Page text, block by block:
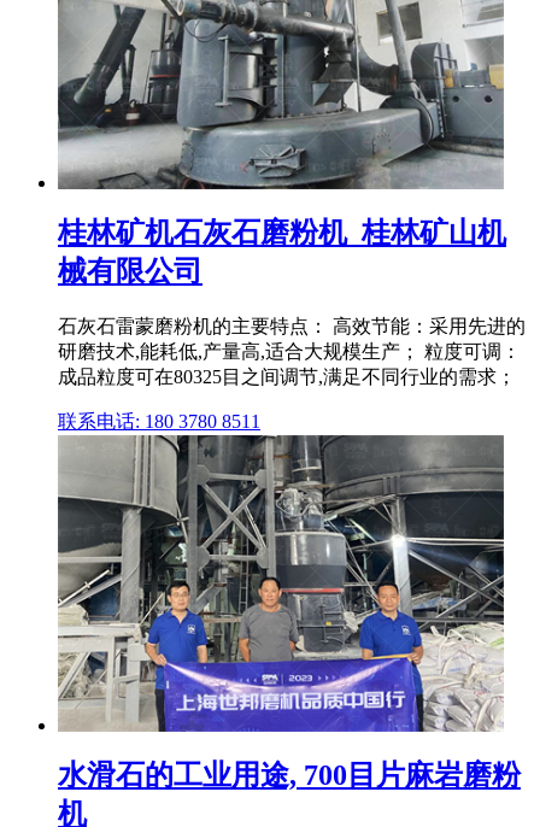
桂林矿机石灰石磨粉机_桂林矿山机
械有限公司
石灰石雷蒙磨粉机的主要特点： 高效节能：采用先进的
研磨技术,能耗低,产量高,适合大规模生产； 粒度可调：
成品粒度可在80325目之间调节,满足不同行业的需求；
联系电话: 180 3780 8511
水滑石的工业用途, 700目片麻岩磨粉
机